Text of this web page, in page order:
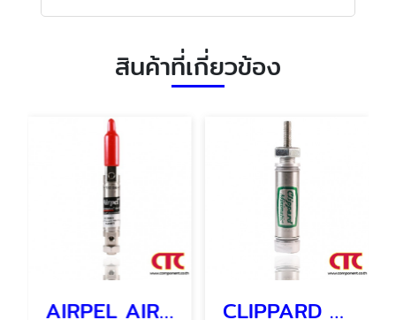
สินค้าที่เกี่ยวข้อง
AIRPEL AIR CYLINDER รุ่น AC 2206 - 1 กระบอกลมนิวเมติกส์ CLIPPARD MINIMATIC CYLINDER SSN-08-1/2